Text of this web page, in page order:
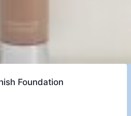
Foundation